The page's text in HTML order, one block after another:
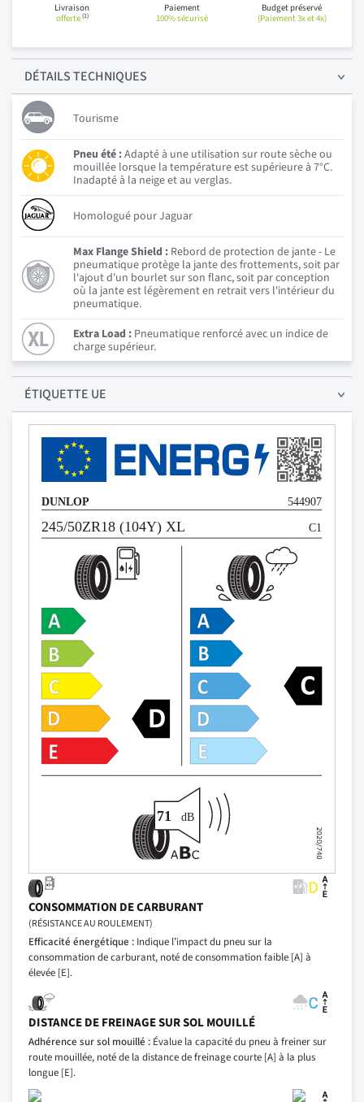
Livraison
offerte(1)
Paiement
100% sécurisé
Budget préservé
(Paiement 3x et 4x)
DÉTAILSTECHNIQUES
Tourisme
Pneu été :Adapté à une utilisation sur route sèche ou
mouillée lorsque la température est supérieure à 7°C.
Inadapté à la neige et au verglas.
Homologué pour Jaguar
Max Flange Shield : Rebord de protection de jante - Le
pneumatique protège la jante des frottements, soit par
l'ajout d'un bourlet sur son flanc, soit par conception
où la jante est légèrement en retrait vers l'intérieur du
pneumatique.
Extra Load : Pneumatique renforcé avec un indice de
charge supérieur.
ÉTIQUETTE UE
CONSOMMATION DE CARBURANT
(RÉSISTANCE AU ROULEMENT)
Efficacité énergétique : Indique l’impact du pneu sur la
consommation de carburant, noté de consommation faible [A] à
élevée [E].
DISTANCE DE FREINAGE SUR SOL MOUILLÉ
Adhérence sur sol mouillé : Évalue la capacité du pneu à freiner sur
route mouillée, noté de la distance de freinage courte [A] à la plus
longue [E].